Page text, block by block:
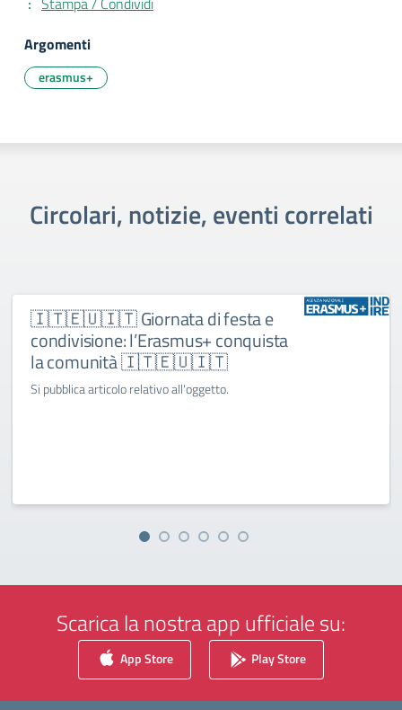
Argomenti
erasmus+
Circolari, notizie, eventi correlati
🇮🇹🇪🇺🇮🇹 Giornata di festa e
condivisione: l’Erasmus+ conquista
la comunità 🇮🇹🇪🇺🇮🇹
Si pubblica articolo relativo all'oggetto.
Scarica la nostra app ufficiale su:
App Store Play Store